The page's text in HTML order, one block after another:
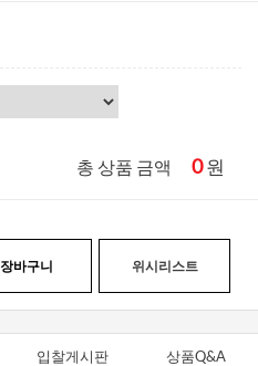
총 상품 금액 0원
장바구니 위시리스트
입찰게시판 상품Q&A